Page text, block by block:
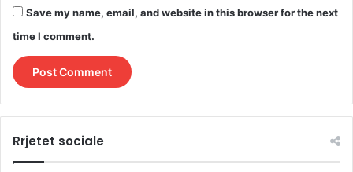
Save my name, email, and website in this browser for the next
time I comment.
Rrjetet sociale